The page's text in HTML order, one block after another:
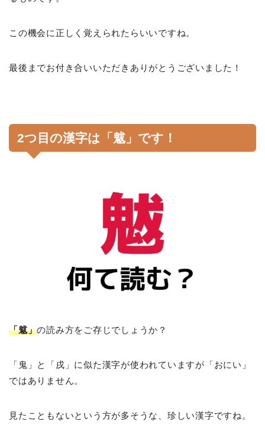
この機会に正しく覚えられたらいいですね。
最後までお付き合いいただきありがとうございました！
2つ目の漢字は「魃」です！
「魃」の読み方をご存じでしょうか？
「鬼」と「戌」に似た漢字が使われていますが「おにい」
ではありません。
見たこともないという方が多そうな、珍しい漢字ですね。